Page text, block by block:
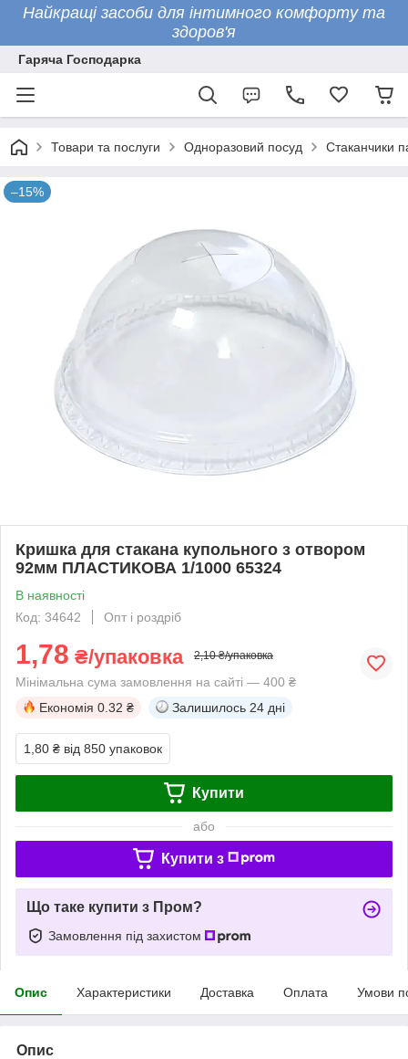
Найкращі засоби для інтимного комфорту та
здоров'я
Гаряча Господарка
Товари та послуги Одноразовий посуд Стаканчики
–15%
Кришка для стакана купольного з отвором
92мм ПЛАСТИКОВА 1/1000 65324
В наявності
Код: 34642
Опт і роздріб
1,78 ₴/упаковка 2,10 ₴/упаковка
Мінімальна сума замовлення на сайті — 400 ₴
Економія 0.32 ₴ Залишилось 24 дні
1,80 ₴ від 850 упаковок
Купити
або
Купити з
Що таке купити з Пром?
Замовлення під захистом
Опис Характеристики Доставка Оплата Умови
Опис